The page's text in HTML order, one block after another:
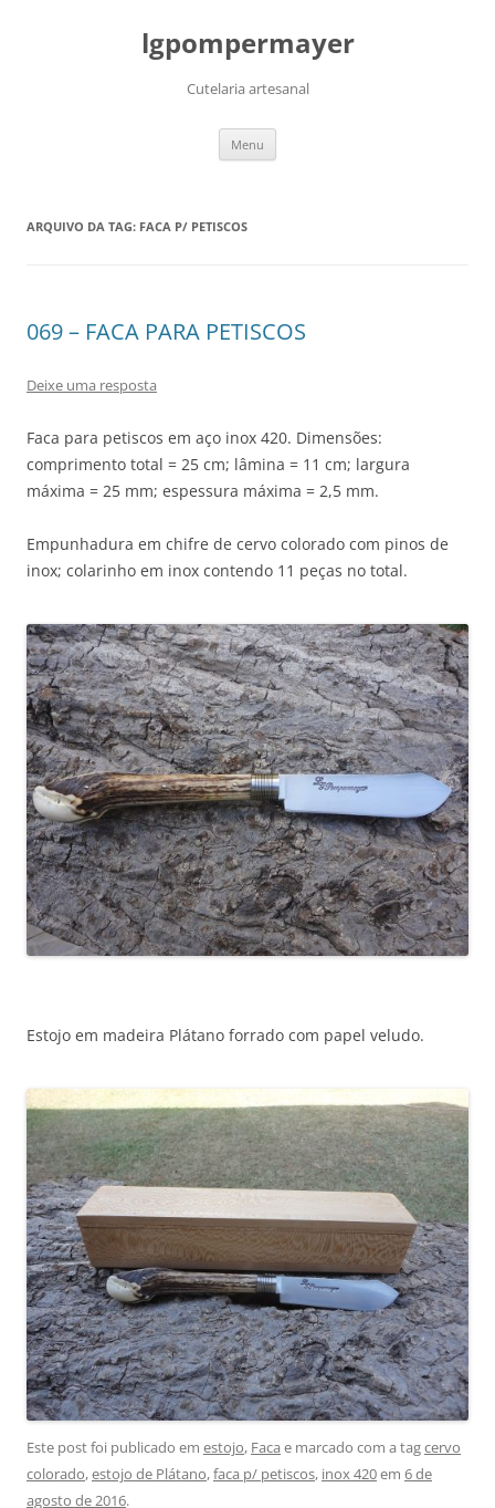
lgpompermayer
Cutelaria artesanal
Menu
ARQUIVO DA TAG: FACA P/ PETISCOS
069 – FACA PARA PETISCOS
Deixe uma resposta
Faca para petiscos em aço inox 420. Dimensões:
comprimento total = 25 cm; lâmina = 11 cm; largura
máxima = 25 mm; espessura máxima = 2,5 mm.
Empunhadura em chifre de cervo colorado com pinos de
inox; colarinho em inox contendo 11 peças no total.
Estojo em madeira Plátano forrado com papel veludo.
Este post foi publicado em estojo, Faca e marcado com a tagcervo
colorado,estojo de Plátano,faca p/ petiscos, inox 420em 6 de
agosto de 2016.